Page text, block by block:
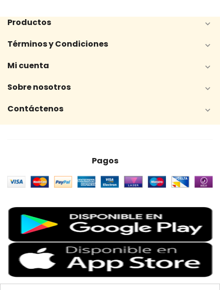
Productos 
Términos y Condiciones 
Mi cuenta 
Sobre nosotros 
Contáctenos 
Pagos